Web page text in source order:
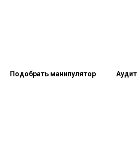
Подобрать манипулятор